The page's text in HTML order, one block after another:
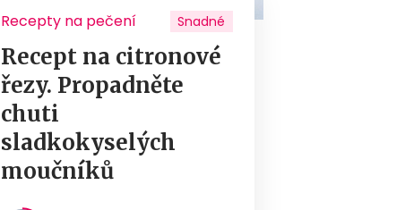
Recepty na pečení Snadné
Recept na citronové
řezy. Propadněte
chuti
sladkokyselých
moučníků